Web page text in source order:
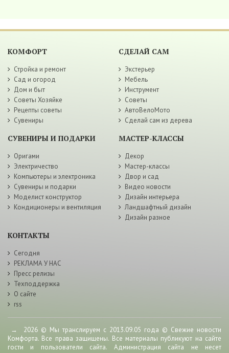
КОМФОРТ
Стройка и ремонт
Сад и огород
Дом и быт
Советы Хозяйке
Рецепты советы
Сувениры
СДЕЛАЙ САМ
Экстерьер
Мебель
Инструмент
Советы
АвтоВелоМото
Сделай сам из дерева
СУВЕНИРЫ И ПОДАРКИ
Оригами
Электричество
Компьютеры и электроника
Сувениры и подарки
Моделист конструктор
Кондиционеры и вентиляция
МАСТЕР-КЛАССЫ
Декор
Мастер-классы
Двор и сад
Видео новости
Дизайн интерьера
Ландшафтный дизайн
Дизайн разное
КОНТАКТЫ
Сегодня
РЕКЛАМА У НАС
Пресс релизы
Техподдержка
О сайте
rss
→ 2026 © Мы транслируем с 2013.09.05 года © Свежие новости
Комфорта. Все права защищены. Все материалы публикуют на сайте
гости и пользователи сайта. Администрация сайта не несет